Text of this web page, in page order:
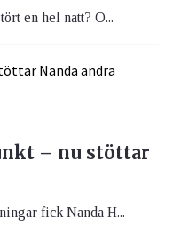
en hel natt? O...
– nu stöttar
fick Nanda H...